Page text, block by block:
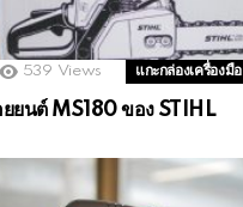
539 Views แกะกล่องเครื่องมือ
ยยนต์ MS180 ของ STIHL